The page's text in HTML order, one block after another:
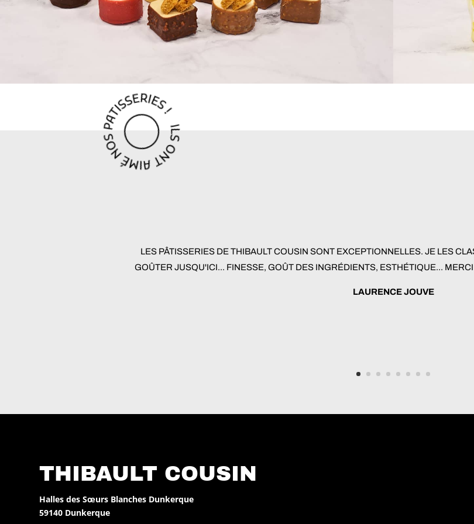
LES PÂTISSERIES DE THIBAULT COUSIN SONT EXCEPTIONNELLES. JE LES
GOÛTER JUSQU'ICI... FINESSE, GOÛT DES INGRÉDIENTS, ESTHÉTIQUE...
LAURENCE JOUVE
THIBAULT COUSIN
Halles des Sœurs Blanches Dunkerque
59140 Dunkerque